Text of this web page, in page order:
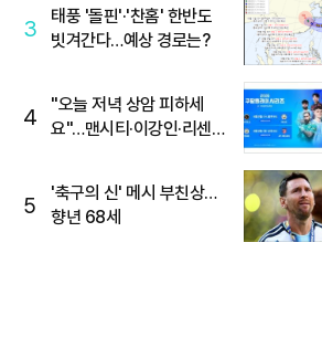
3
태풍 '돌핀'·'찬홈' 한반도
빗겨간다…예상 경로는?
4
"오늘 저녁 상암 피하세
요"…맨시티·이강인·리센느
5
'축구의 신' 메시 부친상…
향년 68세